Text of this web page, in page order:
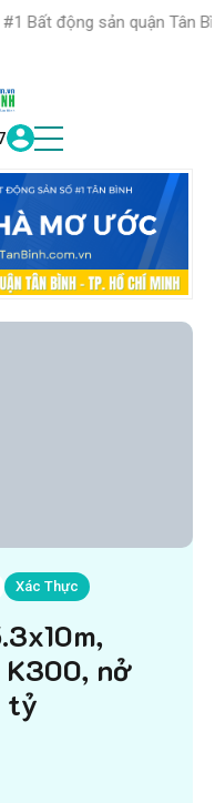
sản quận Tân Bình "Nơi
Xác Thực
K300, nở
tỷ
QUẬN
TÌM HIỂU NGAY|